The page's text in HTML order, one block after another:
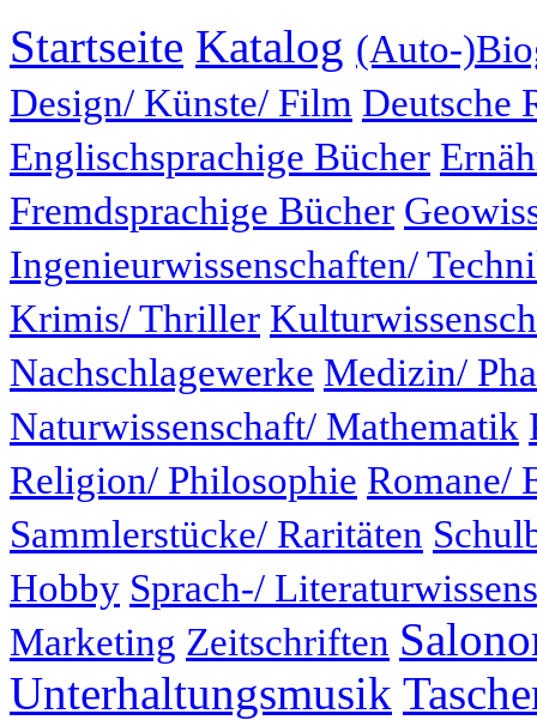
Startseite Katalog (Auto-
Design/ Künste/ Film Deutsche
Englischsprachige Bücher
Fremdsprachige Bücher
Ingenieurwissenschaften/
Krimis/ Thriller
Nachschlagewerke Medizin/
Naturwissenschaft/ Mathematik
Religion/ Philosophie Romane/
Sammlerstücke/ Raritäten
Hobby Sprach-/
Marketing Zeitschriften
Unterhaltungsmusik